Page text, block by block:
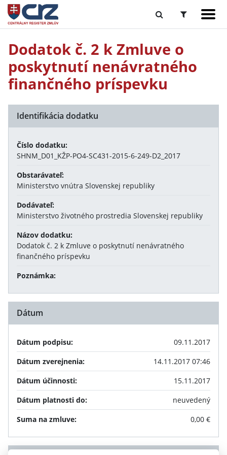
Dodatok č. 2 k Zmluve o
poskytnutí nenávratného
finančného príspevku
Identifikácia dodatku
Číslo dodatku:
SHNM_D01_KŽP-PO4-SC431-2015-6-249-D2_2017
Obstarávateľ:
Ministerstvo vnútra Slovenskej republiky
Dodávateľ:
Ministerstvo životného prostredia Slovenskej republiky
Názov dodatku:
Dodatok č. 2 k Zmluve o poskytnutí nenávratného
finančného príspevku
Poznámka:
Dátum
Dátum podpisu:
09.11.2017
Dátum zverejnenia:
14.11.2017 07:46
Dátum účinnosti:
15.11.2017
Dátum platnosti do:
neuvedený
Suma na zmluve:
0,00 €